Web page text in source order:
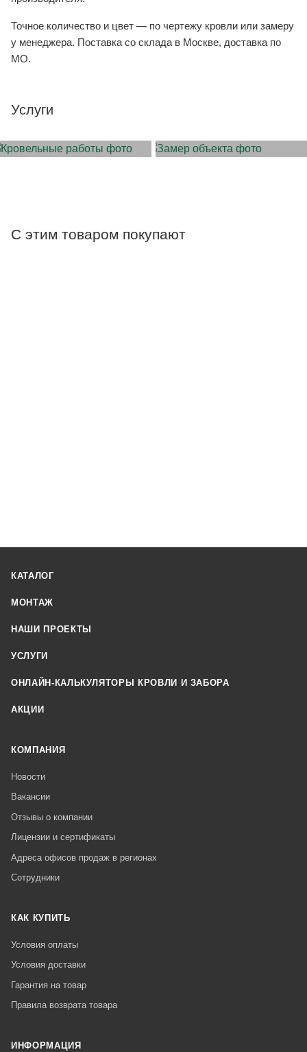
Точное количество и цвет — по чертежу кровли или замеру
у менеджера. Поставка со склада в Москве, доставка по
МО.
Услуги
С этим товаром покупают
КАТАЛОГ
МОНТАЖ
НАШИ ПРОЕКТЫ
УСЛУГИ
ОНЛАЙН-КАЛЬКУЛЯТОРЫ КРОВЛИ И ЗАБОРА
АКЦИИ
КОМПАНИЯ
Новости
Вакансии
Отзывы о компании
Лицензии и сертификаты
Адреса офисов продаж в регионах
Сотрудники
КАК КУПИТЬ
Условия оплаты
Условия доставки
Гарантия на товар
Правила возврата товара
ИНФОРМАЦИЯ